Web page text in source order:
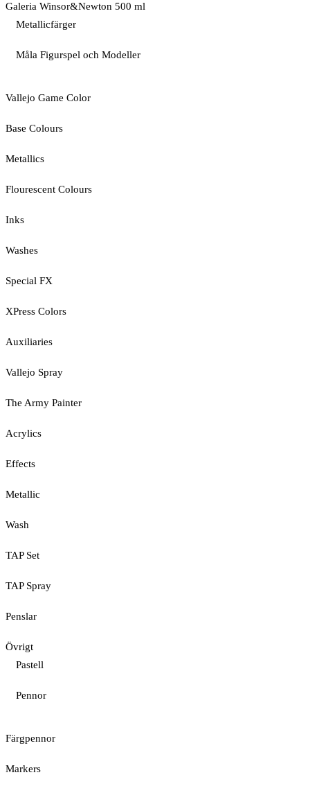
Galeria Winsor&Newton 500 ml
Metallicfärger
Måla Figurspel och Modeller
Vallejo Game Color
Base Colours
Metallics
Flourescent Colours
Inks
Washes
Special FX
XPress Colors
Auxiliaries
Vallejo Spray
The Army Painter
Acrylics
Effects
Metallic
Wash
TAP Set
TAP Spray
Penslar
Övrigt
Pastell
Pennor
Färgpennor
Markers